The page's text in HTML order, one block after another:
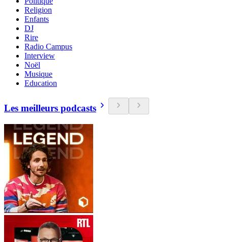
Religion
Enfants
DJ
Rire
Radio Campus
Interview
Noël
Musique
Education
Les meilleurs podcasts